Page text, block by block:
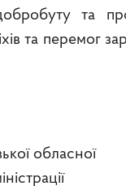
та
та перемог
обласної